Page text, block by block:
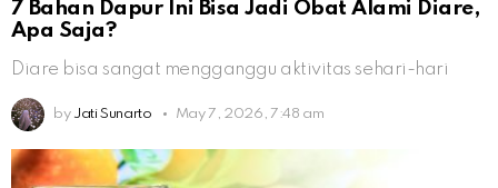
7 Bahan Dapur Ini Bisa Jadi Obat Alami Diare,
Apa Saja?
Diare bisa sangat mengganggu aktivitas sehari-hari
by Jati Sunarto May 7, 2026, 7:48 am